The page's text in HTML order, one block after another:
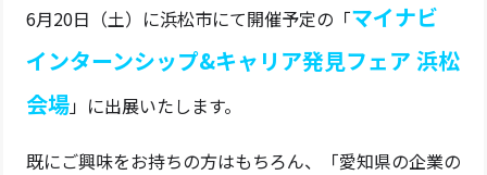
6月20日（土）に浜松市にて開催予定の「マイナビ
インターンシップ&キャリア発見フェア 浜松
会場」に出展いたします。
既にご興味をお持ちの方はもちろん、「愛知県の企業の